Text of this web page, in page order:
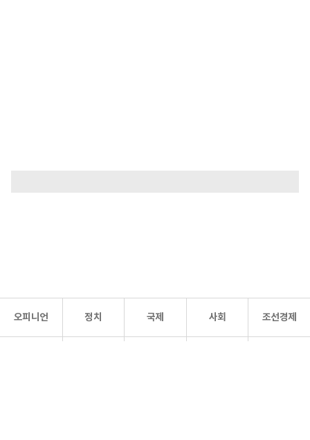
오피니언 정치 국제 사회 조선경제